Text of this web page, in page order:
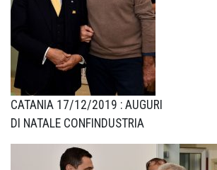
CATANIA 17/12/2019 : AUGURI
DI NATALE CONFINDUSTRIA